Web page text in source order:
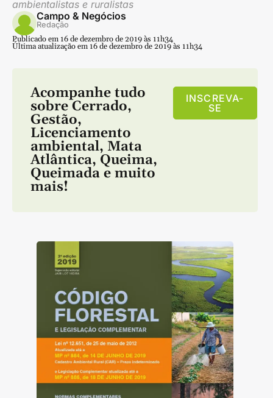
ambientalistas e ruralistas
Campo & Negócios
Redação
Publicado em 16 de dezembro de 2019 às 11h34
Última atualização em 16 de dezembro de 2019 às 11h34
Acompanhe tudo
sobre Cerrado,
Gestão,
Licenciamento
ambiental, Mata
Atlântica, Queima,
Queimada e muito
mais!
INSCREVA-
SE